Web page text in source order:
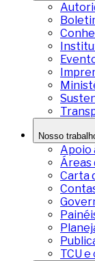
Nosso
Apoio
Áreas
Carta
TCU